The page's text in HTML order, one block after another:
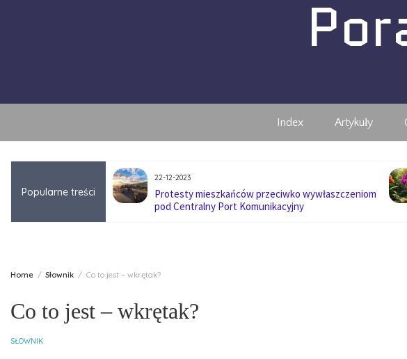
Index Artykuły
Popularne treści
pokoleniową w
22-12-2023
Protesty mieszkańców przeciwko wywłaszczeniom
pod Centralny Port Komunikacyjny
Home Słownik Co to jest – wkrętak?
Co to jest – wkrętak?
SŁOWNIK